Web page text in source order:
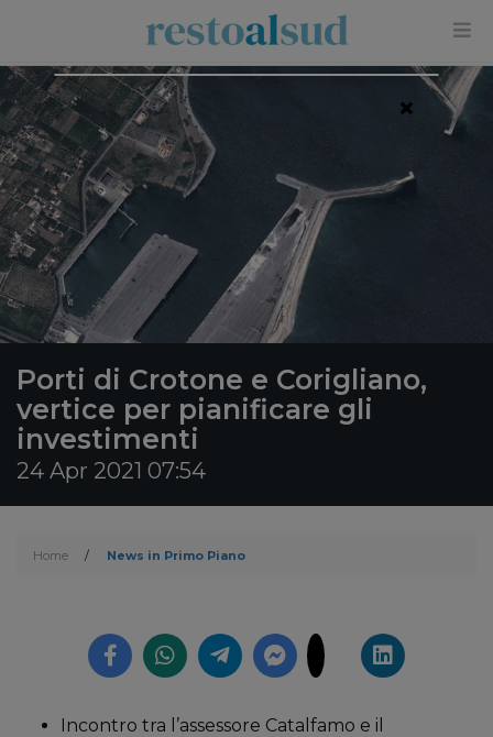
Porti di Crotone e Corigliano,
vertice per pianificare gli
investimenti
24 Apr 2021 07:54
Home / News in Primo Piano
Incontro tra l’assessore Catalfamo e il
×